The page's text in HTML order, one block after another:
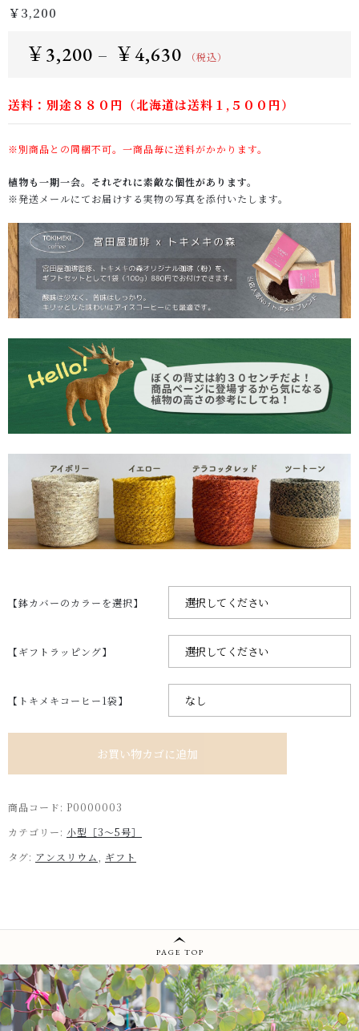
￥3,200
￥3,200 – ￥4,630 （税込）
送料：別途８８０円（北海道は送料１,５００円）
※別商品との同梱不可。一商品毎に送料がかかります。
植物も一期一会。それぞれに素敵な個性があります。
※発送メールにてお届けする実物の写真を添付いたします。
【鉢カバーのカラーを選択】
【ギフトラッピング】
【トキメキコーヒー1袋】
お買い物カゴに追加
商品コード: P0000003
カテゴリー: 小型［3～5号］
タグ: アンスリウム ギフト
PAGE TOP